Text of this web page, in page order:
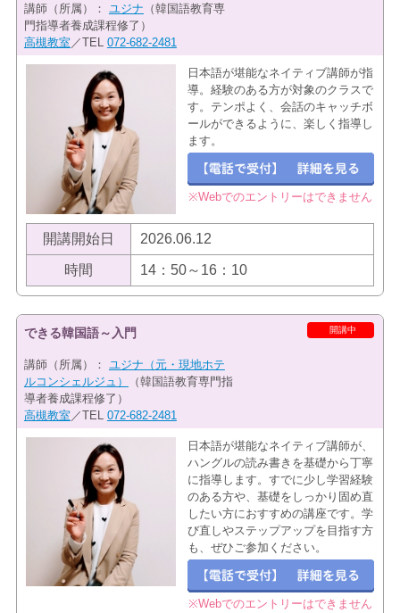
講師（所属）： ユジナ （韓国語教育専
門指導者養成課程修了）
高槻教室 ／TEL 072-682-2481
日本語が堪能なネイティブ講師が指
導。経験のある方が対象のクラスで
す。テンポよく、会話のキャッチボ
ールができるように、楽しく指導し
ます。
※Webでのエントリーはできません
開講開始日 2026.06.12
時間 14：50～16：10
開講中
できる韓国語～入門
講師（所属）： ユジナ（元・現地ホテ
ルコンシェルジュ）
（韓国語教育専門指
導者養成課程修了）
高槻教室 ／TEL 072-682-2481
日本語が堪能なネイティブ講師が、
ハングルの読み書きを基礎から丁寧
に指導します。すでに少し学習経験
のある方や、基礎をしっかり固め直
したい方におすすめの講座です。学
び直しやステップアップを目指す方
も、ぜひご参加ください。
※Webでのエントリーはできません